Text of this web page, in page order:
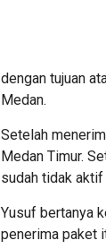
dengan tujuan
Medan.
Setelah
Medan Timur.
sudah tidak aktif
Yusuf bertanya
penerima paket